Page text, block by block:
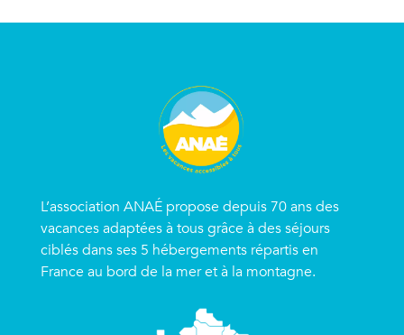
L’association ANAÉ propose depuis 70 ans des
vacances adaptées à tous grâce à des séjours
ciblés dans ses 5 hébergements répartis en
France au bord de la mer et à la montagne.